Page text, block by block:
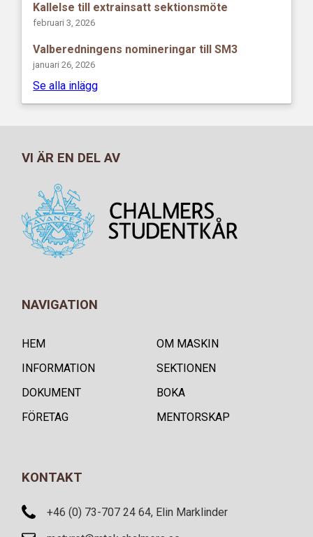
Kallelse till extrainsatt sektionsmöte
februari 3, 2026
Valberedningens nomineringar till SM3
januari 26, 2026
Se alla inlägg
VI ÄR EN DEL AV
NAVIGATION
HEM
OM MASKIN
INFORMATION
SEKTIONEN
DOKUMENT
BOKA
FÖRETAG
MENTORSKAP
KONTAKT
+46 (0) 73-707 24 64, Elin Marklinder